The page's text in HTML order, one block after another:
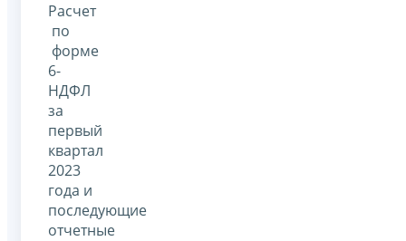
Расчет
по
форме
6-
НДФЛ
за
первый
квартал
2023
года и
последующие
отчетные